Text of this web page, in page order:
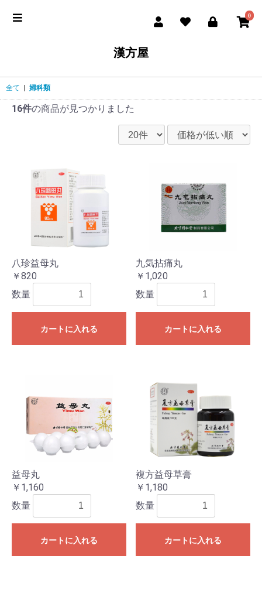
0
漢方屋
全て 婦科類
16件の商品が見つかりました
八珍益母丸
￥820
数量
カートに入れる
九気拈痛丸
￥1,020
数量
カートに入れる
益母丸
￥1,160
数量
カートに入れる
複方益母草膏
￥1,180
数量
カートに入れる